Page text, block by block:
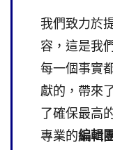
我們致力於
容，這是我
每一個事實
獻的，帶來
了確保最高
專業的編輯